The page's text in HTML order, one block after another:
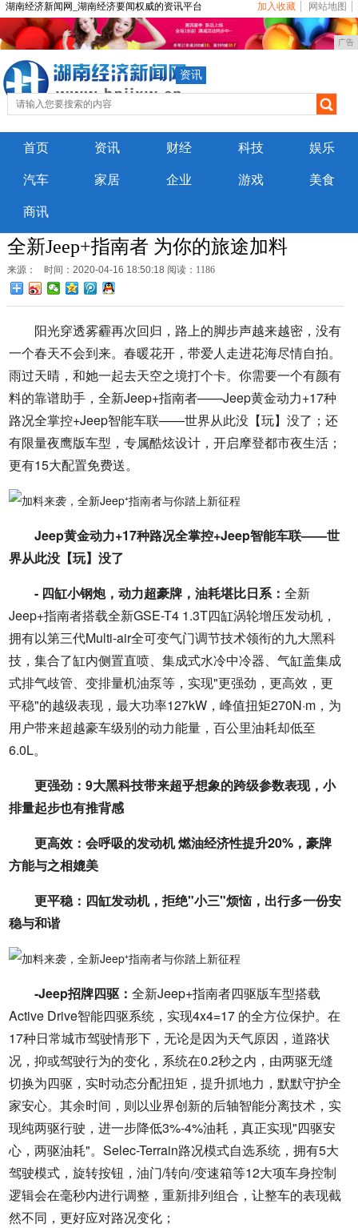
湖南经济新闻网_湖南经济要闻权威的资讯平台 加入收藏 网站地图
广告
资讯
首页 资讯 财经 科技 娱乐
汽车 家居 企业 游戏 美食
商讯
全新Jeep+指南者 为你的旅途加料
来源： 时间：2020-04-16 18:50:18 阅读：1186
阳光穿透雾霾再次回归，路上的脚步声越来越密，没有
一个春天不会到来。春暖花开，带爱人走进花海尽情自拍。
雨过天晴，和她一起去天空之境打个卡。你需要一个有颜有
料的靠谱助手，全新Jeep+指南者——Jeep黄金动力+17种
路况全掌控+Jeep智能车联——世界从此没【玩】没了；还
有限量夜鹰版车型，专属酷炫设计，开启摩登都市夜生活；
更有15大配置免费送。
Jeep黄金动力+17种路况全掌控+Jeep智能车联——世
界从此没【玩】没了
- 四缸小钢炮，动力超豪牌，油耗堪比日系： 全新
Jeep+指南者搭载全新GSE-T4 1.3T四缸涡轮增压发动机，
拥有以第三代Multi-air全可变气门调节技术领衔的九大黑科
技，集合了缸内侧置直喷、集成式水冷中冷器、气缸盖集成
式排气歧管、变排量机油泵等，实现"更强劲，更高效，更
平稳"的越级表现，最大功率127kW，峰值扭矩270N·m，为
用户带来超越豪车级别的动力能量，百公里油耗却低至
6.0L。
更强劲：9大黑科技带来超乎想象的跨级参数表现，小
排量起步也有推背感
更高效：会呼吸的发动机 燃油经济性提升20%，豪牌
方能与之相媲美
更平稳：四缸发动机，拒绝"小三"烦恼，出行多一份安
稳与和谐
-Jeep招牌四驱： 全新Jeep+指南者四驱版车型搭载
Active Drive智能四驱系统，实现4x4=17 的全方位保护。在
17种日常城市驾驶情形下，无论是因为天气原因，道路状
况，抑或驾驶行为的变化，系统在0.2秒之内，由两驱无缝
切换为四驱，实时动态分配扭矩，提升抓地力，默默守护全
家安心。其余时间，则以业界创新的后轴智能分离技术，实
现纯两驱行驶，进一步降低3%-4%油耗，真正实现"四驱安
心，两驱油耗"。Selec-Terrain路况模式自选系统，拥有5大
驾驶模式，旋转按钮，油门/转向/变速箱等12大项车身控制
逻辑会在毫秒内进行调整，重新排列组合，让整车的表现截
然不同，更好应对路况变化；